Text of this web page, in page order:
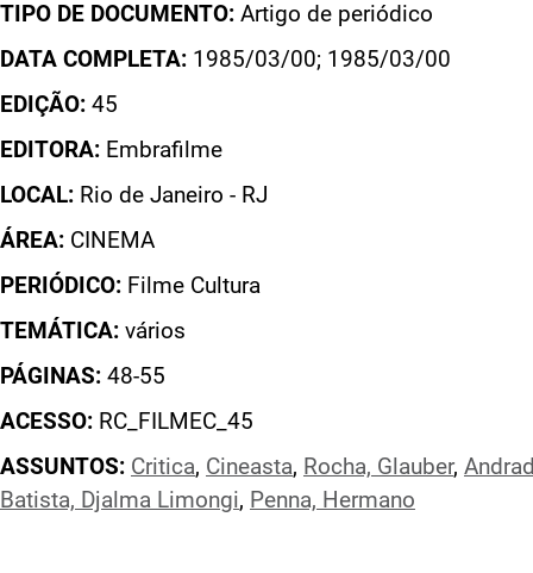
TIPO DE DOCUMENTO: Artigo de periódico
DATA COMPLETA: 1985/03/00; 1985/03/00
EDIÇÃO: 45
EDITORA: Embrafilme
LOCAL: Rio de Janeiro - RJ
ÁREA: CINEMA
PERIÓDICO: Filme Cultura
TEMÁTICA: vários
PÁGINAS: 48-55
ACESSO: RC_FILMEC_45
ASSUNTOS: Critica, Cineasta, Rocha, Glauber,
Batista, Djalma Limongi, Penna, Hermano